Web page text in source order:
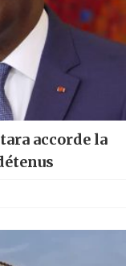
accorde la